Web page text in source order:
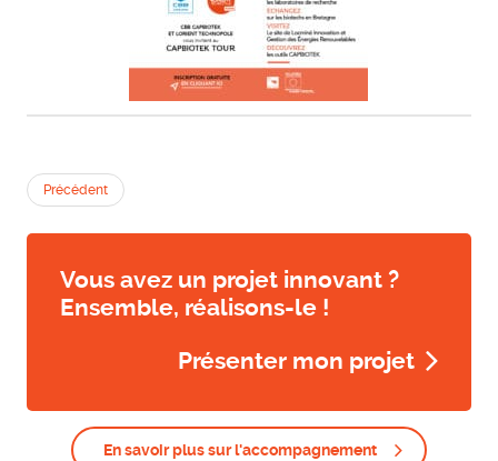
Précédent
Vous avez un projet innovant ?
Ensemble, réalisons-le !
Présenter mon projet
En savoir plus sur l'accompagnement